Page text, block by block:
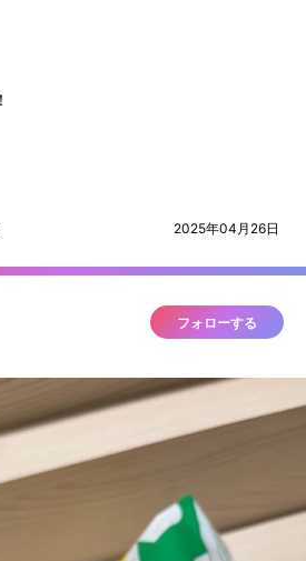
2025年04月26日
フォローする